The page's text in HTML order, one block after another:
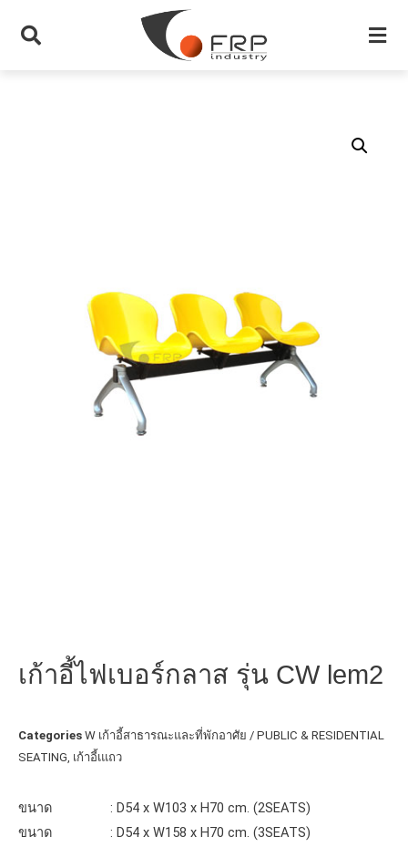
เก้าอี้ไฟเบอร์กลาส รุ่น CW lem2
Categories W เก้าอี้สาธารณะและที่พักอาศัย / PUBLIC & RESIDENTIAL
SEATING เก้าอี้เแถว
ขนาด : D54 x W103 x H70 cm. (2SEATS)
ขนาด : D54 x W158 x H70 cm. (3SEATS)